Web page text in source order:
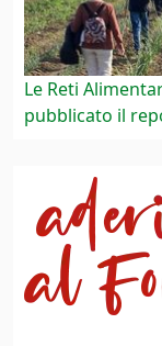
Le Reti
pubblicato il